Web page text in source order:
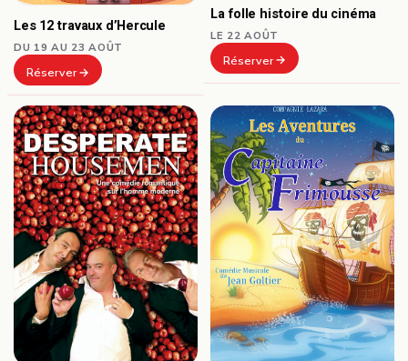
Les 12 travaux d’Hercule
DU 19 AU 23 AOÛT
Réserver
La folle histoire du cinéma
LE 22 AOÛT
Réserver